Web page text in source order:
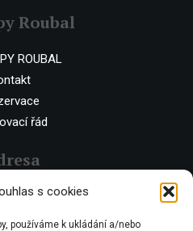
s cookies
používáme k ukládání a/nebo
Roubal
ROUBAL
řád
Důl 543 44
32, 543 71